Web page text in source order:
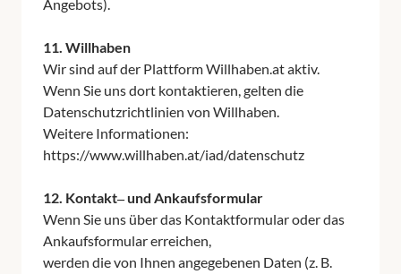
11. Willhaben
Wir sind auf der Plattform Willhaben.at aktiv.
Wenn Sie uns dort kontaktieren, gelten
Datenschutzrichtlinien von Willhaben.
Weitere
https://www.willhaben.at/iad/datenschutz
12. Kontakt‒und Ankaufsformular
Wenn Sie uns über das Kontaktformular oder
Ankaufsformular erreichen,
werden die von Ihnen angegebenen Daten (z.